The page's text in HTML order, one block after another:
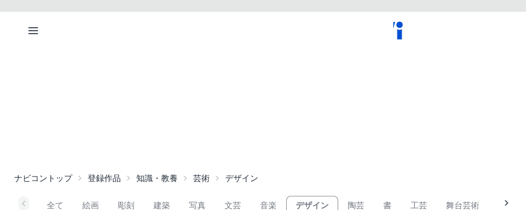
ナビコントップ 登録作品 知識・教養 芸術 デザイン
全て 絵画 彫刻 建築 写真 文芸 音楽 デザイン 陶芸 書 工芸 舞台芸術